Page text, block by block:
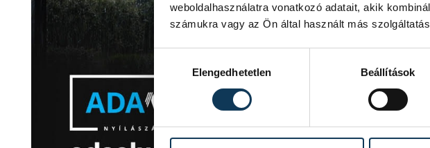
weboldalhasználatra vonatkozó adatait, akik
számukra vagy az Ön által használt más
Elengedhetetlen
Beállítások